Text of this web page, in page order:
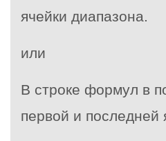
ячейки диапазона.
или
В строке формул в
первой и последней